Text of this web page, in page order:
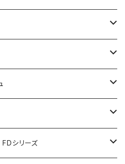
ンAシリーズ］）
シリーズ